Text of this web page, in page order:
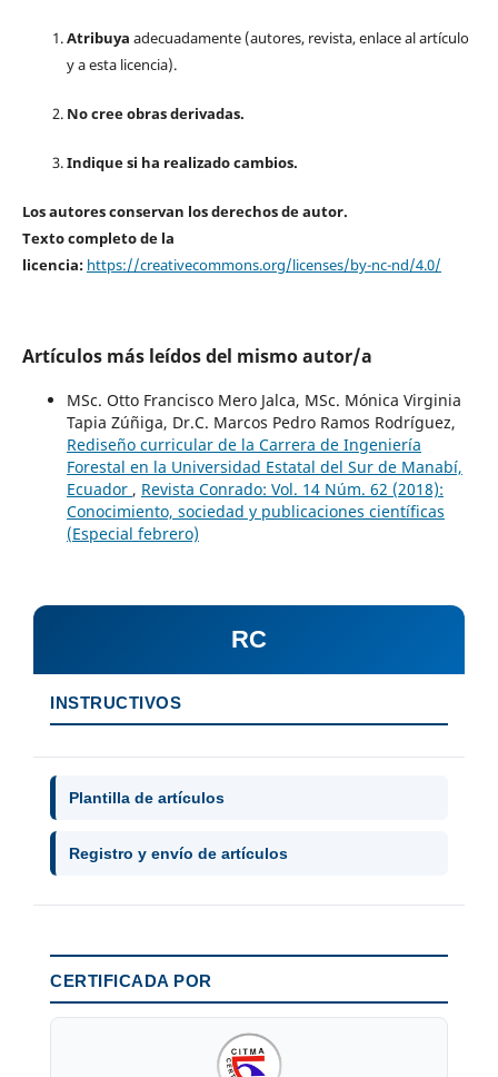
Atribuya adecuadamente (autores, revista, enlace al artículo
y a esta licencia).
No cree obras derivadas.
Indique si ha realizado cambios.
Los autores conservan los derechos de autor.
Texto completo de la
licencia: https://creativecommons.org/licenses/by-nc-nd/4.0/
Artículos más leídos del mismo autor/a
MSc. Otto Francisco Mero Jalca, MSc. Mónica Virginia
Tapia Zúñiga, Dr.C. Marcos Pedro Ramos Rodríguez,
Rediseño curricular de la Carrera de Ingeniería
Forestal en la Universidad Estatal del Sur de Manabí,
Ecuador , Revista Conrado: Vol. 14 Núm. 62 (2018):
Conocimiento, sociedad y publicaciones científicas
(Especial febrero)
RC
INSTRUCTIVOS
Plantilla de artículos
Registro y envío de artículos
CERTIFICADA POR